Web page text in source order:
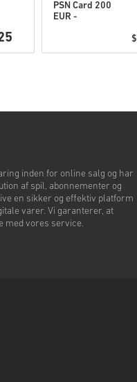
PSN Card 200
EUR -
Portugal
$
inden for online salg og har
af spil, abonnementer og
en sikker og effektiv platform
varer. Vi garanterer, at
med vores service.